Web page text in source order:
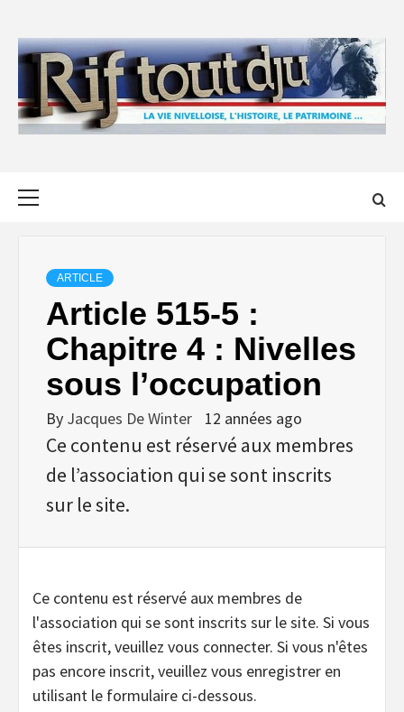
content
ARTICLE
Article 515-5 :
Chapitre 4 : Nivelles
sous l’occupation
By Jacques De Winter 12 années ago
Ce contenu est réservé aux membres
de l’association qui se sont inscrits
sur le site.
Ce contenu est réservé aux membres de
l'association qui se sont inscrits sur le site. Si vous
êtes inscrit, veuillez vous connecter. Si vous n'êtes
pas encore inscrit, veuillez vous enregistrer en
utilisant le formulaire ci-dessous.